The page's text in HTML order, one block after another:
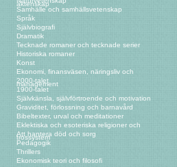
äktenskap
Samhälle och samhällsvetenskap
Språk
Självbiografi
Dramatik
Tecknade romaner och tecknade serier
Historiska romaner
Konst
Ekonomi, finansväsen, näringsliv och
management
2000-talet
1900-talet
Självkänsla, självförtroende och motivation
Graviditet, förlossning och barnavård
Bibeltexter, urval och meditationer
Eklektiska och esoteriska religioner och
trossystem
Att hantera död och sorg
Pedagogik
Thrillers
Ekonomisk teori och filosofi